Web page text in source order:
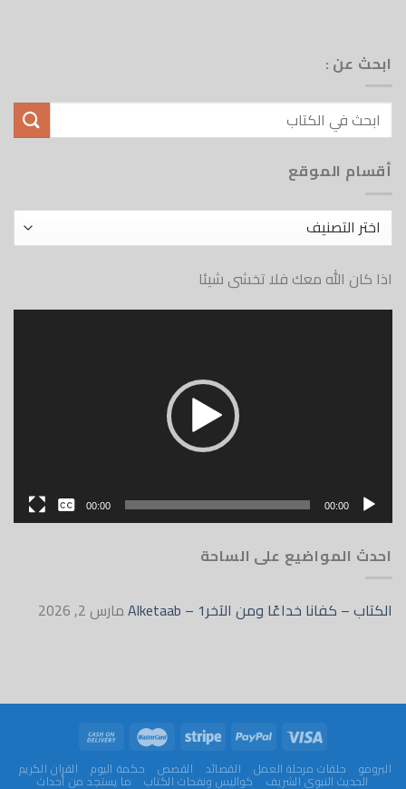
ابحث عن :
أقسام الموقع
أقسام
الموقع
اذا كان الله معك فلا تخشى شيئا
00:00
00:00
بدون
English
احدث المواضيع على الساحة
الكتاب – كفانا خداعًا ومن الآخر1 – Alketaab مارس 2, 2026
البرومو حلقات مرحلة العمل القصائد القصص حكمة اليوم القران الكريم
الحديث النبوي الشريف كواليس ونفحات الكتاب ما يستجد من أحداث